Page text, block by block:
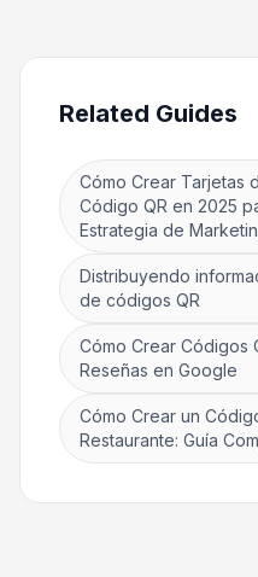
Related Guides
Cómo Crear Tarjetas
Código QR en 2025
Estrategia de
Distribuyendo
de códigos QR
Cómo Crear Códigos
Reseñas en Google
Cómo Crear un
Restaurante: Guía